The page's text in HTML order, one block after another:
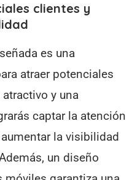
clientes y
es una
atraer potenciales
y una
captar la atención
la visibilidad
un diseño